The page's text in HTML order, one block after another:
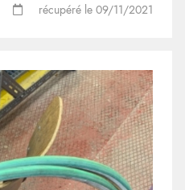
récupéré le 09/11/2021